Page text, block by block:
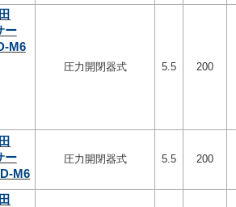
ー
M6
圧力開閉器式 5.5 200
ー
M6
圧力開閉器式 5.5 200